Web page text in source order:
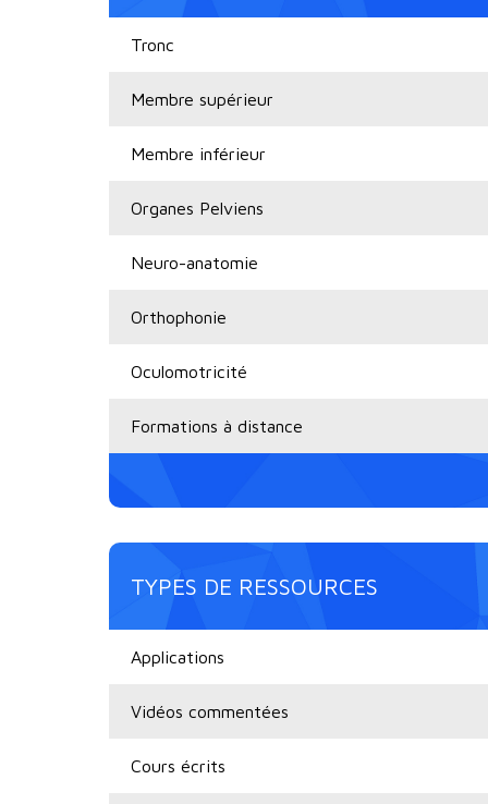
Tronc
Membre supérieur
Membre inférieur
Organes Pelviens
Neuro-anatomie
Orthophonie
Oculomotricité
Formations à distance
TYPES DE RESSOURCES
Applications
Vidéos commentées
Cours écrits